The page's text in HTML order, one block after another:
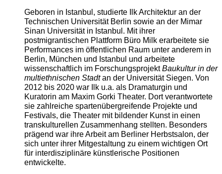
Geboren in Istanbul, studierte Ilk Architektur an der
Technischen Universität Berlin sowie an der Mimar
Sinan Universität in Istanbul. Mit ihrer
postmigrantischen Plattform Büro Milk erarbeitete sie
Performances im öffentlichen Raum unter anderem in
Berlin, München und Istanbul und arbeitete
wissenschaftlich im ForschungsprojektBaukultur in der
multiethnischen Stadtan der Universität Siegen. Von
2012 bis 2020 war Ilk u.a. als Dramaturgin und
Kuratorin am Maxim Gorki Theater. Dort verantwortete
sie zahlreiche spartenübergreifende Projekte und
Festivals, die Theater mit bildender Kunst in einen
transkulturellen Zusammenhang stellten. Besonders
prägend war ihre Arbeit am Berliner Herbstsalon, der
sich unter ihrer Mitgestaltung zu einem wichtigen Ort
für interdisziplinäre künstlerische Positionen
entwickelte.